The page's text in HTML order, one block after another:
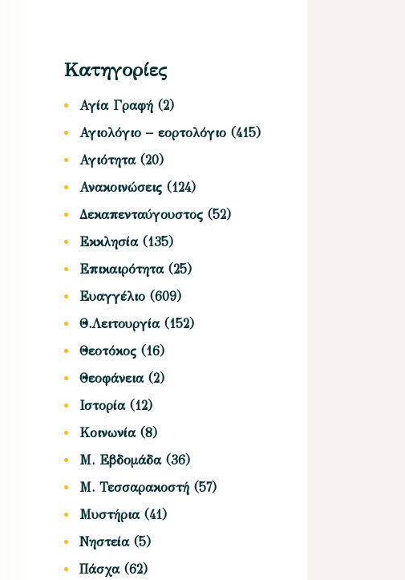
Κατηγορίες
Αγία Γραφή (2)
Αγιολόγιο – εορτολόγιο (415)
Αγιότητα(20)
Ανακοινώσεις (124)
Δεκαπενταύγουστος (52)
Εκκλησία(135)
Επικαιρότητα(25)
Ευαγγέλιο (609)
Θ.Λειτουργία(152)
Θεοτόκος (16)
Θεοφάνεια(2)
Ιστορία(12)
Κοινωνία(8)
Μ. Εβδομάδα(36)
Μ. Τεσσαρακοστή (57)
Μυστήρια(41)
Νηστεία(5)
Πάσχα(62)